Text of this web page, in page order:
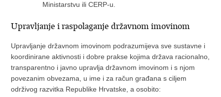
Ministarstvu ili CERP-u.
Upravljanje i raspolaganje državnom imovinom
Upravljanje državnom imovinom podrazumijeva sve sustavne i
koordinirane aktivnosti i dobre prakse kojima država racionalno,
transparentno i javno upravlja državnom imovinom i s njom
povezanim obvezama, u ime i za račun građana s ciljem
održivog razvitka Republike Hrvatske, a osobito: